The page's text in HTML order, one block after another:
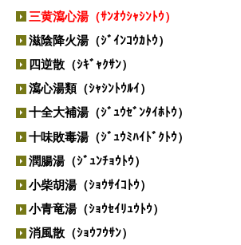
芎帰調血飲（ｷｭｳｷﾁｮｳｹﾂｲﾝ）
荊芥連翹湯（ｹｲｶﾞｲﾚﾝｷﾞｮｳﾄｳ）
桂枝湯（ｹｲｼﾄｳ）
桂枝茯苓丸（ｹｲｼﾌﾞｸﾘｮｳｶﾞﾝ）
啓脾湯（ｹｲﾋﾄｳ）
建中湯 類（ｹﾝﾁｭｳﾄｳ ﾙｲ）
五積散（ｺﾞｼｬｸｻﾝ）
牛車腎気丸（ｺﾞｼｬｼﾞﾝｷｶﾞﾝ）
呉茱萸湯（ｺﾞｼｭﾕﾄｳ）
三黄瀉心湯（ｻﾝｵｳｼｬｼﾝﾄｳ）
滋陰降火湯（ｼﾞｲﾝｺｳｶﾄｳ）
四逆散（ｼｷﾞｬｸｻﾝ）
瀉心湯類（ｼｬｼﾝﾄｳﾙｲ）
十全大補湯（ｼﾞｭｳｾﾞﾝﾀｲﾎﾄｳ）
十味敗毒湯（ｼﾞｭｳﾐﾊｲﾄﾞｸﾄｳ）
潤腸湯（ｼﾞｭﾝﾁｮｳﾄｳ）
小柴胡湯（ｼｮｳｻｲｺﾄｳ）
小青竜湯（ｼｮｳｾｲﾘｭｳﾄｳ）
消風散（ｼｮｳﾌｳｻﾝ）